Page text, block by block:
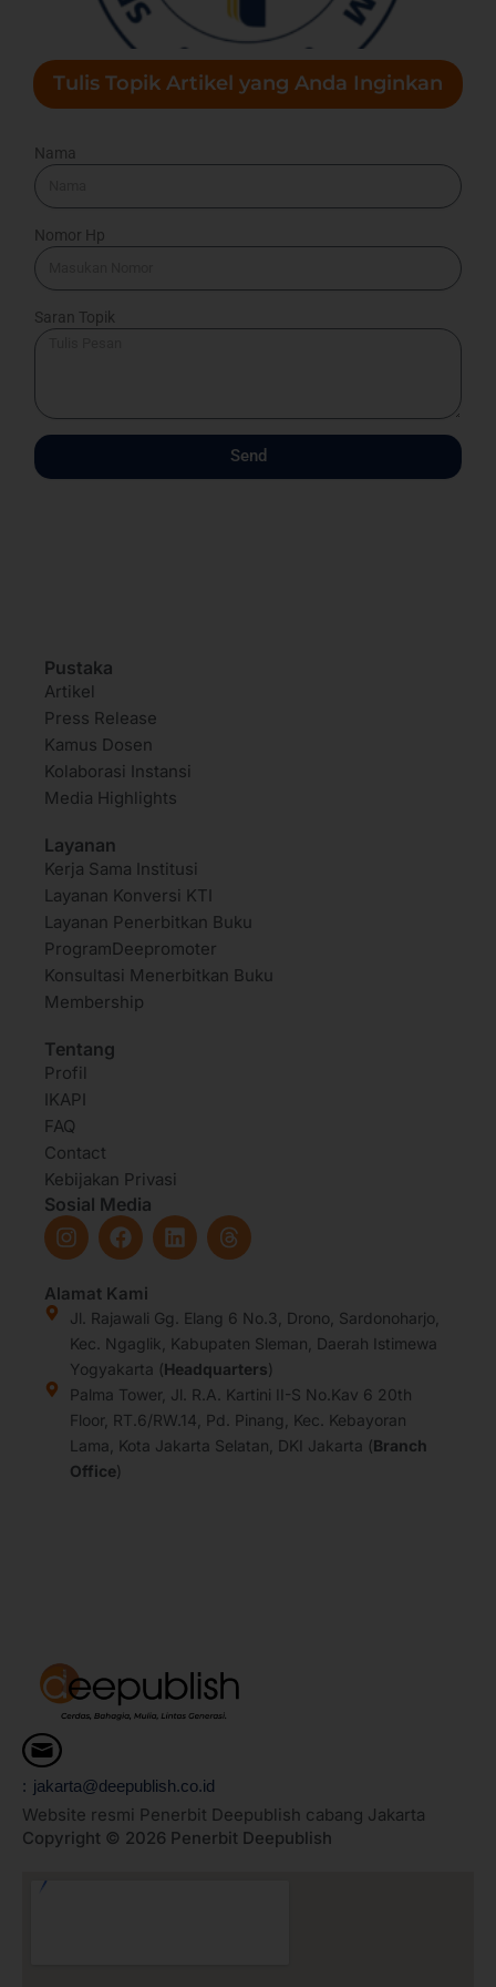
Tulis Topik Artikel yang Anda Inginkan
Nama
Nomor Hp
Saran Topik
Send
Pustaka
Artikel
Press Release
Kamus Dosen
Kolaborasi Instansi
Media Highlights
Layanan
Kerja Sama Institusi
Layanan Konversi KTI
Layanan Penerbitkan Buku
ProgramDeepromoter
Konsultasi Menerbitkan Buku
Membership
Tentang
Profil
IKAPI
FAQ
Contact
Kebijakan Privasi
Sosial Media
I
n
t
a
g
r
a
m
F
a
e
b
o
o
k
L
i
e
d
i
n
T
h
a
d
s
Alamat Kami
Jl. Rajawali Gg. Elang 6 No.3, Drono, Sardonoharjo,
Kec. Ngaglik, Kabupaten Sleman, Daerah Istimewa
Yogyakarta (Headquarters)
Palma Tower, Jl. R.A. Kartini II-S No.Kav 6 20th
Floor, RT.6/RW.14, Pd. Pinang, Kec. Kebayoran
Lama, Kota Jakarta Selatan, DKI Jakarta (Branch
Office)
: jakarta@deepublish.co.id
Website resmi Penerbit Deepublish cabang Jakarta
Copyright © 2026 Penerbit Deepublish